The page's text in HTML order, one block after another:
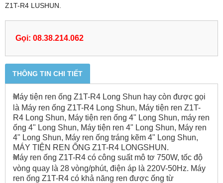
Z1T-R4 LUSHUN.
Gọi: 08.38.214.062
THÔNG TIN CHI TIẾT
Máy tiện ren ống Z1T-R4 Long Shun hay còn được gọi
là Máy ren ống Z1T-R4 Long Shun, Máy tiện ren Z1T-
R4 Long Shun, Máy tiện ren ống 4" Long Shun, máy ren
ống 4" Long Shun, Máy tiện ren 4" Long Shun, Máy ren
4" Long Shun, Máy ren ống tráng kẽm 4" Long Shun,
MÁY TIỆN REN ỐNG Z1T-R4 LONGSHUN.
Máy ren ống Z1T-R4 có công suất mô tơ 750W, tốc độ
vòng quay là 28 vòng/phút, điện áp là 220V-50Hz. Máy
ren ống Z1T-R4 có khả năng ren được ống từ